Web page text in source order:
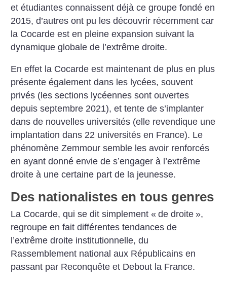
et étudiantes connaissent déjà ce groupe fondé en
2015, d’autres ont pu les découvrir récemment car
la Cocarde est en pleine expansion suivant la
dynamique globale de l’extrême droite.
En effet la Cocarde est maintenant de plus en plus
présente également dans les lycées, souvent
privés (les sections lycéennes sont ouvertes
depuis septembre 2021), et tente de s’implanter
dans de nouvelles universités (elle revendique une
implantation dans 22 universités en France). Le
phénomène Zemmour semble les avoir renforcés
en ayant donné envie de s’engager à l’extrême
droite à une certaine part de la jeunesse.
Des nationalistes en tous genres
La Cocarde, qui se dit simplement « de droite »,
regroupe en fait différentes tendances de
l’extrême droite institutionnelle, du
Rassemblement national aux Républicains en
passant par Reconquête et Debout la France.